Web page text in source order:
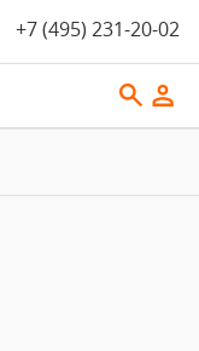
+7 (495) 231-20-02